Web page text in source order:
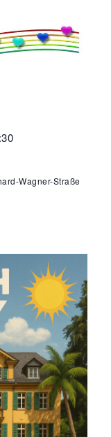
Wagner-Straße